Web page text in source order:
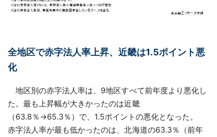
全地区で赤字法人率上昇、近畿は1.5ポイント悪
化
地区別の赤字法人率は、9地区すべて前年度より悪化し
た。最も上昇幅が大きかったのは近畿
（63.8％→65.3％）で、1.5ポイントの悪化となった。
赤字法人率が最も低かったのは、北海道の63.3％（前年